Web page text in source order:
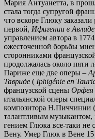
Мария Антуанетта, в
стала тогда супругой
что вскоре Глюку
первой, Ифигении в Авлиде
управлением автора в
ожесточенной борьбы
сторонниками
продолжалась около пяти
Париже еще две оперы –
Тавриде ( Iphigénie en
французской сцены Орфея
итальянской оперы
композитора Н.Пиччинни
талантливым музыкантом,
гением Глюка все-таки не
Вену. Умер Глюк в Вене 15